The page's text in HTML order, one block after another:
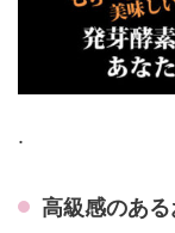
.
高級感のあ